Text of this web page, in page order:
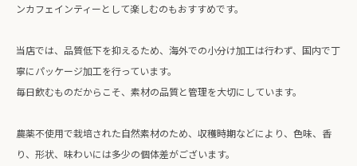
ンカフェインティーとして楽しむのもおすすめです。
当店では、品質低下を抑えるため、海外での小分け加工は行わず、国内で丁
寧にパッケージ加工を行っています。
毎日飲むものだからこそ、素材の品質と管理を大切にしています。
農薬不使用で栽培された自然素材のため、収穫時期などにより、色味、香
り、形状、味わいには多少の個体差がございます。